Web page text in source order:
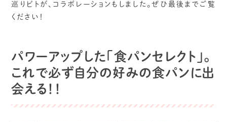
巡りビトが、コラボレーションもしました。ぜひ最後までご覧
ください！
パワーアップした「食パンセレクト」。
これで必ず自分の好みの食パンに出
会える！！